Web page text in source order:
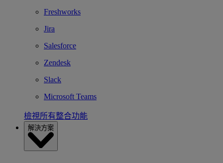
Freshworks
Jira
Salesforce
Zendesk
Slack
Microsoft Teams
檢視所有整合功能
解決方案